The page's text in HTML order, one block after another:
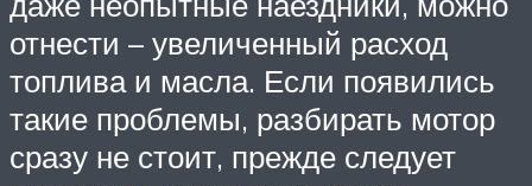
отнести – увеличенный расход
топлива и масла. Если появились
такие проблемы, разбирать мотор
сразу не стоит, прежде следует